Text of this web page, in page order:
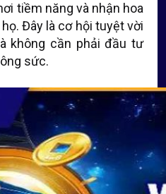
tiềm năng và nhận hoa
Đây là cơ hội tuyệt vời
không cần phải đầu tư
sức.